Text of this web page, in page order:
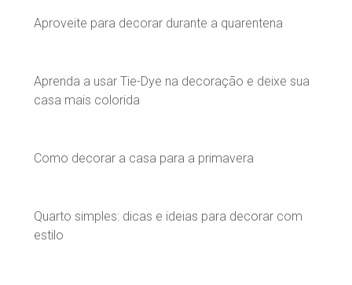
Aproveite para decorar durante a quarentena
Aprenda a usar Tie-Dye na decoração e deixe sua
casa mais colorida
Como decorar a casa para a primavera
Quarto simples: dicas e ideias para decorar com
estilo